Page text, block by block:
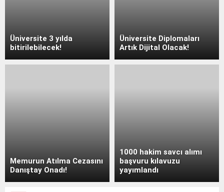
Üniversite 3 yılda
bitirilebilecek!
Üniversite Diplomaları
Artık Dijital Olacak!
Memurun Atılma Cezasını
Danıştay Onadı!
1000 hakim savcı alımı
başvuru kılavuzu
yayımlandı